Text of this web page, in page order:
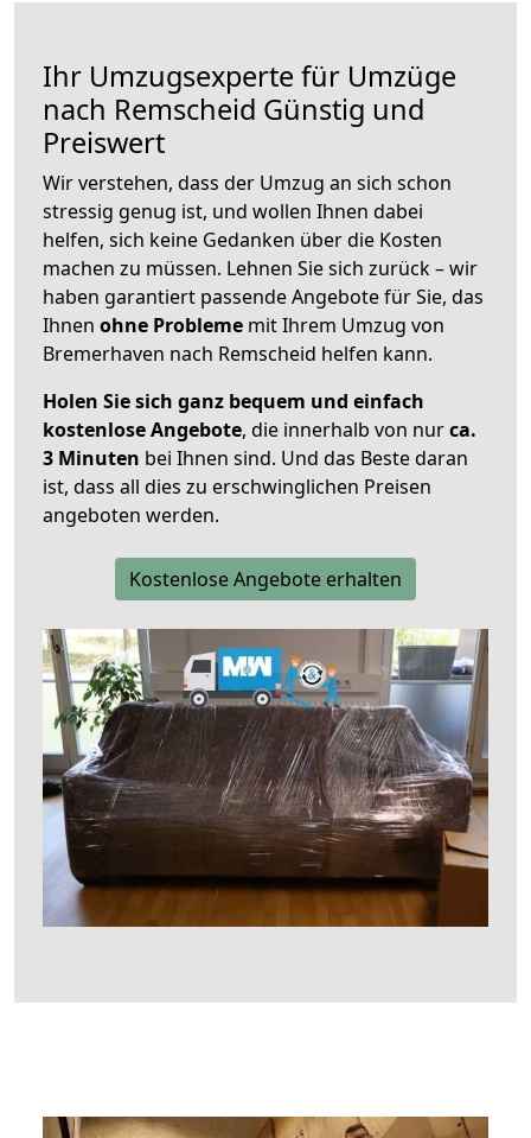
Ihr Umzugsexperte für Umzüge
nach Remscheid Günstig und
Preiswert
Wir verstehen, dass der Umzug an sich schon
stressig genug ist, und wollen Ihnen dabei
helfen, sich keine Gedanken über die Kosten
machen zu müssen. Lehnen Sie sich zurück – wir
haben garantiert passende Angebote für Sie, das
Ihnen ohne Probleme mit Ihrem Umzug von
Bremerhaven nach Remscheid helfen kann.
Holen Sie sich ganz bequem und einfach
kostenlose Angebote, die innerhalb von nurca.
3 Minuten bei Ihnen sind. Und das Beste daran
ist, dass all dies zu erschwinglichen Preisen
angeboten werden.
Kostenlose Angebote erhalten